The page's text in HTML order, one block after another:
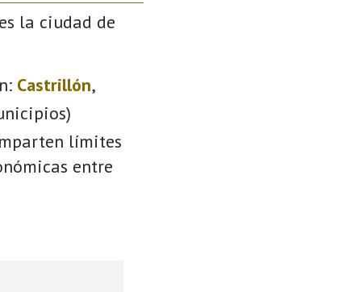
la ciudad de
Castrillón,
límites
entre